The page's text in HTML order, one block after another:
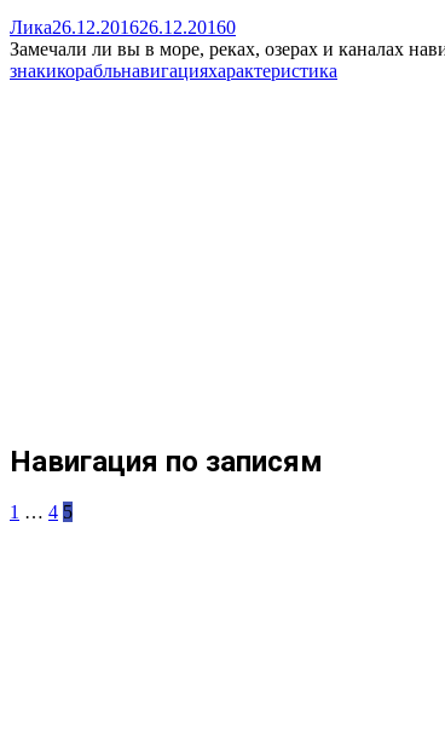
Лика26.12.201626.12.20160
Замечали ли вы в море, реках, озерах и каналах
знакикорабльнавигацияхарактеристика
Навигация по записям
1 … 4 5